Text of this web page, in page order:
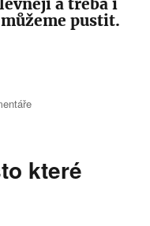
pustit.
zdarma – jde
u
Island
které